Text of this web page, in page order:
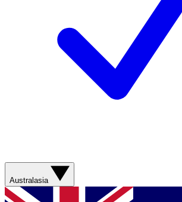
Australasia